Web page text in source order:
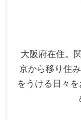
大阪府在住。
京から移り住
をうける日々